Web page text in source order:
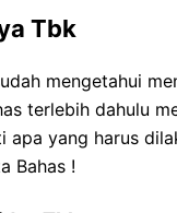
Tbk
mengetahui
terlebih dahulu
apa yang harus
Bahas !